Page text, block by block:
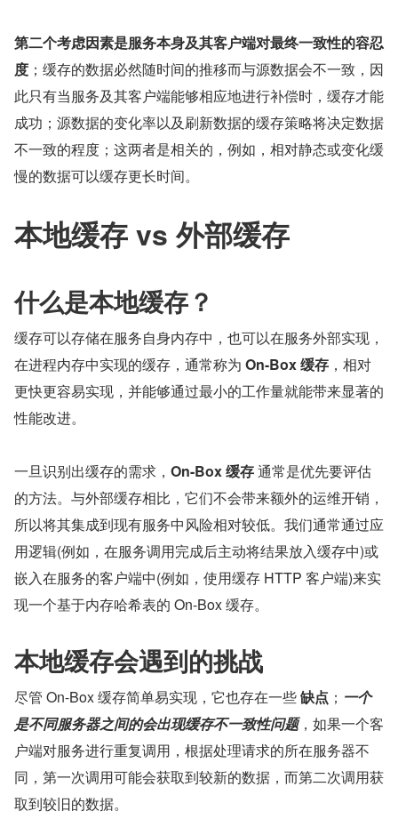
第二个考虑因素是服务本身及其客户端对最终一致性的容忍
度 ；缓存的数据必然随时间的推移而与源数据会不一致，因
此只有当服务及其客户端能够相应地进行补偿时，缓存才能
成功；源数据的变化率以及刷新数据的缓存策略将决定数据
不一致的程度；这两者是相关的，例如，相对静态或变化缓
慢的数据可以缓存更长时间。
本地缓存 vs 外部缓存
什么是本地缓存？
缓存可以存储在服务自身内存中，也可以在服务外部实现，
在进程内存中实现的缓存，通常称为 On-Box 缓存 ，相对
更快更容易实现，并能够通过最小的工作量就能带来显著的
性能改进。
一旦识别出缓存的需求， On-Box 缓存 通常是优先要评估
的方法。与外部缓存相比，它们不会带来额外的运维开销，
所以将其集成到现有服务中风险相对较低。我们通常通过应
用逻辑(例如，在服务调用完成后主动将结果放入缓存中)或
嵌入在服务的客户端中(例如，使用缓存 HTTP 客户端)来实
现一个基于内存哈希表的 On-Box 缓存。
本地缓存会遇到的挑战
尽管 On-Box 缓存简单易实现，它也存在一些 缺点 ； 一个
是不同服务器之间的会出现缓存不一致性问题，如果一个客
户端对服务进行重复调用，根据处理请求的所在服务器不
同，第一次调用可能会获取到较新的数据，而第二次调用获
取到较旧的数据。